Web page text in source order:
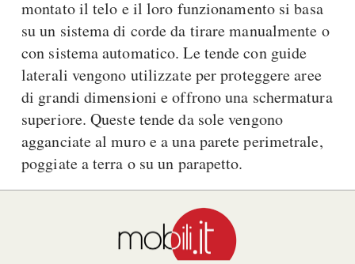
montato il telo e il loro funzionamento si basa
su un sistema di corde da tirare manualmente o
con sistema automatico. Le tende con guide
laterali vengono utilizzate per proteggere aree
di grandi dimensioni e offrono una schermatura
superiore. Queste tende da sole vengono
agganciate al muro e a una parete perimetrale,
poggiate a terra o su un parapetto.